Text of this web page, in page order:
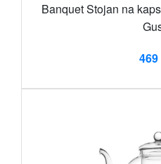
Banquet Stojan na